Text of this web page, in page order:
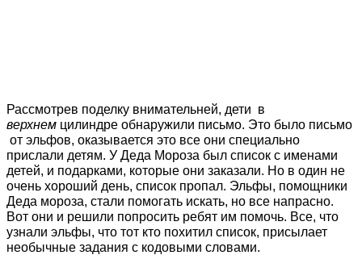
Рассмотрев поделку внимательней, дети в
верхнем цилиндре обнаружили письмо. Это было письмо
от эльфов, оказывается это все они специально
прислали детям. У Деда Мороза был список с именами
детей, и подарками, которые они заказали. Но в один не
очень хороший день, список пропал. Эльфы, помощники
Деда мороза, стали помогать искать, но все напрасно.
Вот они и решили попросить ребят им помочь. Все, что
узнали эльфы, что тот кто похитил список, присылает
необычные задания с кодовыми словами.